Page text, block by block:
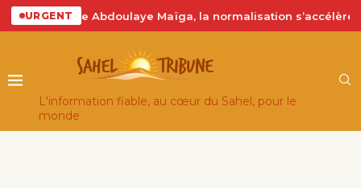
URGENT
: Alger invite Abdoulaye Maïga, la normalisation s’accélère
L'information fiable, au cœur du Sahel, pour le
monde